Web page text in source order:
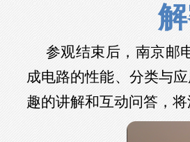
参观结束后，南京邮
成电路的性能、分类与
趣的讲解和互动问答，